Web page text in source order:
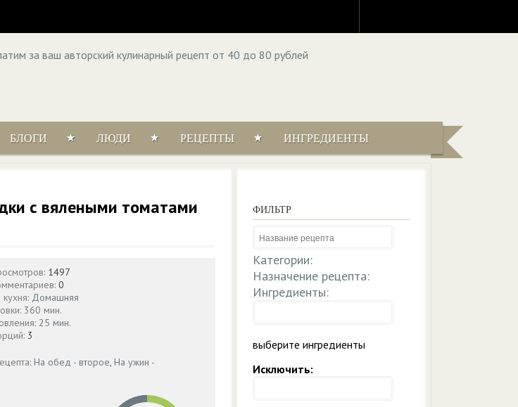
БЛОГИ ЛЮДИ РЕЦЕПТЫ ИНГРЕДИЕНТЫ
с вялеными томатами
1497
0
Домашняя
360 мин.
25 мин.
3
На обед - второе, На ужин -
ФИЛЬТР
Категории:
Назначение рецепта:
Ингредиенты:
выберите ингредиенты
Исключить: